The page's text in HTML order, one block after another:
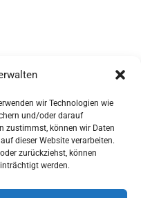
wir Technologien wie
und/oder darauf
zustimmst, können wir Daten
dieser Website verarbeiten.
zurückziehst, können
werden.